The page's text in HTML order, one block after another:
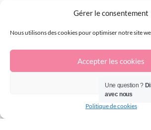
Gérer le consentement
Nous utilisons des cookies pour optimiser notre site
Accepter les cookies
Refuser
Politique de cookies
Une question ?
avec nous